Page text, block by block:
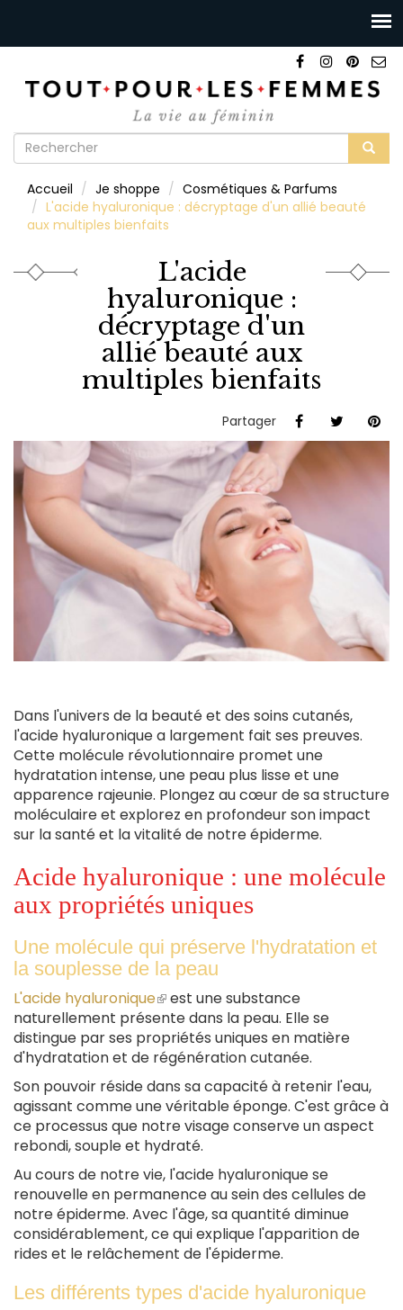
Formulaire
recherche
Accueil Je shoppe
Cosmétiques & Parfums
L'acide hyaluronique : décryptage d'un allié beauté
aux multiples bienfaits
L'acide
hyaluronique :
décryptage d'un
allié beauté aux
multiples bienfaits
Partager
Dans l'univers de la beauté et des soins cutanés,
l'acide hyaluronique a largement fait ses preuves.
Cette molécule révolutionnaire promet une
hydratation intense, une peau plus lisse et une
apparence rajeunie. Plongez au cœur de sa structure
moléculaire et explorez en profondeur son impact
sur la santé et la vitalité de notre épiderme.
Acide hyaluronique : une molécule
aux propriétés uniques
Une molécule qui préserve l'hydratation et
la souplesse de la peau
L'acide hyaluronique(le
lien
est
externe)
est une substance
naturellement présente dans la peau. Elle se
distingue par ses propriétés uniques en matière
d'hydratation et de régénération cutanée.
Son pouvoir réside dans sa capacité à retenir l'eau,
agissant comme une véritable éponge. C'est grâce à
ce processus que notre visage conserve un aspect
rebondi, souple et hydraté.
Au cours de notre vie, l'acide hyaluronique se
renouvelle en permanence au sein des cellules de
notre épiderme. Avec l'âge, sa quantité diminue
considérablement, ce qui explique l'apparition de
rides et le relâchement de l'épiderme.
Les différents types d'acide hyaluronique